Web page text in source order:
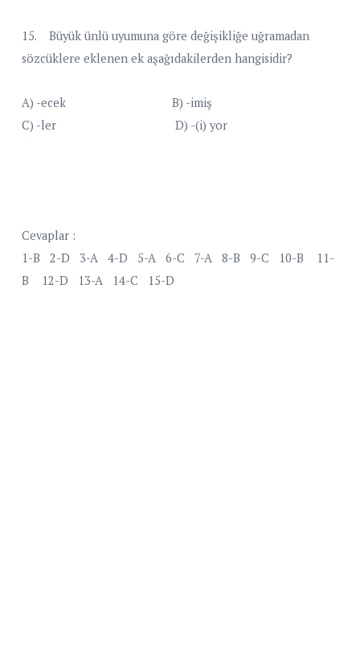
15. Büyük ünlü uyumuna göre değişikliğe uğramadan
sözcüklere eklenen ek aşağıdakilerden hangisidir?
A) -ecek B) -imiş
C) -ler D) -(i) yor
Cevaplar :
1-B 2-D 3-A 4-D 5-A 6-C 7-A 8-B 9-C
10-B 11-
B 12-D 13-A 14-C 15-D